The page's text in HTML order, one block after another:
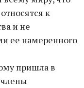
к
и не
ее намеренного
пришла в